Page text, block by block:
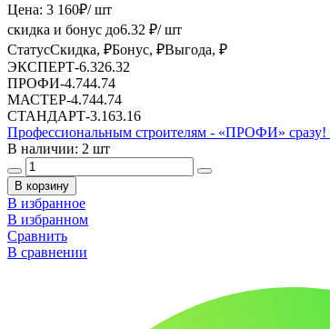
Цена: 3 160₽/ шт
скидка и бонус до6.32 ₽/ шт
СтатусСкидка, ₽Бонус, ₽Выгода, ₽
ЭКСПЕРТ-6.326.32
ПРОФИ-4.744.74
МАСТЕР-4.744.74
СТАНДАРТ-3.163.16
Профессиональным строителям - «ПРОФИ» сразу!
В наличии: 2 шт
В корзину
В избранное
В избранном
Сравнить
В сравнении